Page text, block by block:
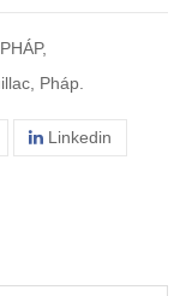
Pháp.
Linkedin